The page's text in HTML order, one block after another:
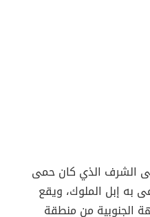
الشرف الذي كان حمى
به إبل الملوك، ويقع
من منطقة